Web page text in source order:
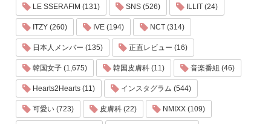
LE SSERAFIM (131) SNS (526) ILLIT (24)
ITZY (260) IVE (194) NCT (314)
日本人メンバー (135) 正直レビュー (16)
韓国女子 (1,675) 韓国皮膚科 (11) 音楽番組 (46)
Hearts2Hearts (11) インスタグラム (544)
可愛い (723) 皮膚科 (22) NMIXX (109)